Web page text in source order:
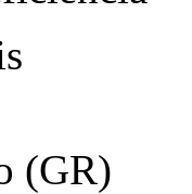
(GR)